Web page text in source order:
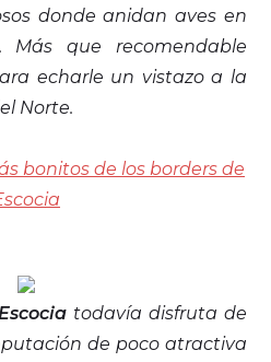
donde anidan aves en
Más que recomendable
echarle un vistazo a la
Norte.
bonitos de los borders de
todavía disfruta de
de poco atractiva